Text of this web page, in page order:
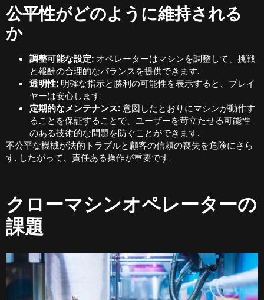
公平性がどのように維持される
か
調整可能な設定: オペレーターはマシンを調整して、挑戦
と報酬の合理的なバランスを提供できます.
透明性: 明確な指示と勝利の可能性を表示すると、プレイ
ヤーは安心します.
定期的なメンテナンス:意図したとおりにマシンが動作す
ることを保証することで、ユーザーを苛立たせる可能性
のある技術的な問題を防ぐことができます.
不公平な機械が法的トラブルと顧客の信頼の喪失を危険にさら
す, したがって、責任ある操作が重要です.
クローマシンオペレーターの
課題